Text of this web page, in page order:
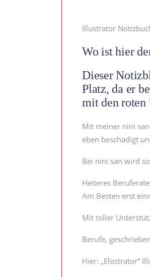
Illustrator
Wo ist hier
Dieser
Platz, da er
mit den roten
Mit meiner nini
eben beschädigt
Bei nini san wird
Heiteres
Am Besten erst
Mit toller
Berufe,
Hier: „Elostrator“